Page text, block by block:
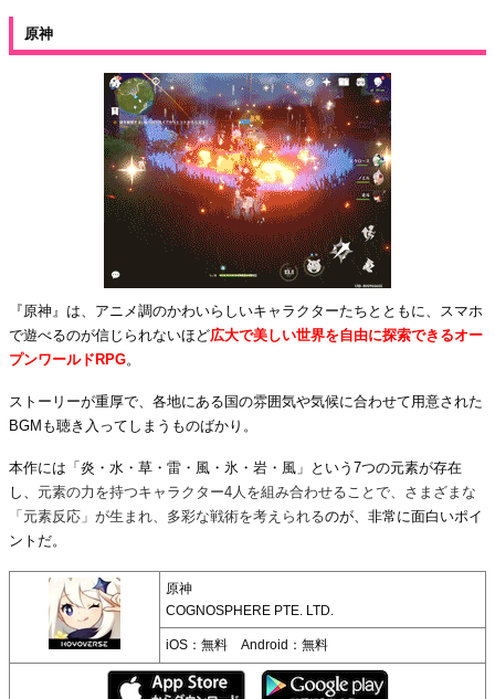
原神
『原神』は、アニメ調のかわいらしいキャラクターたちとともに、スマホ
で遊べるのが信じられないほど広大で美しい世界を自由に探索できるオー
プンワールドRPG。
ストーリーが重厚で、各地にある国の雰囲気や気候に合わせて用意された
BGMも聴き入ってしまうものばかり。
本作には「炎・水・草・雷・風・氷・岩・風」という7つの元素が存在
し、 元素の力を持つキャラクター4人を組み合わせることで、さまざまな
「元素反応」が生まれ、多彩な戦術を考えられるのが、非常に面白いポイ
ントだ。
原神
COGNOSPHERE PTE. LTD.
iOS：無料 Android：無料